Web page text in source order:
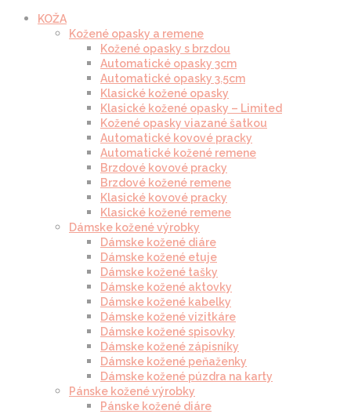
KOŽA
Kožené opasky a remene
Kožené opasky s brzdou
Automatické opasky 3cm
Automatické opasky 3.5cm
Klasické kožené opasky
Klasické kožené opasky – Limited
Kožené opasky viazané šatkou
Automatické kovové pracky
Automatické kožené remene
Brzdové kovové pracky
Brzdové kožené remene
Klasické kovové pracky
Klasické kožené remene
Dámske kožené výrobky
Dámske kožené diáre
Dámske kožené etuje
Dámske kožené tašky
Dámske kožené aktovky
Dámske kožené kabelky
Dámske kožené vizitkáre
Dámske kožené spisovky
Dámske kožené zápisníky
Dámske kožené peňaženky
Dámske kožené púzdra na karty
Pánske kožené výrobky
Pánske kožené diáre